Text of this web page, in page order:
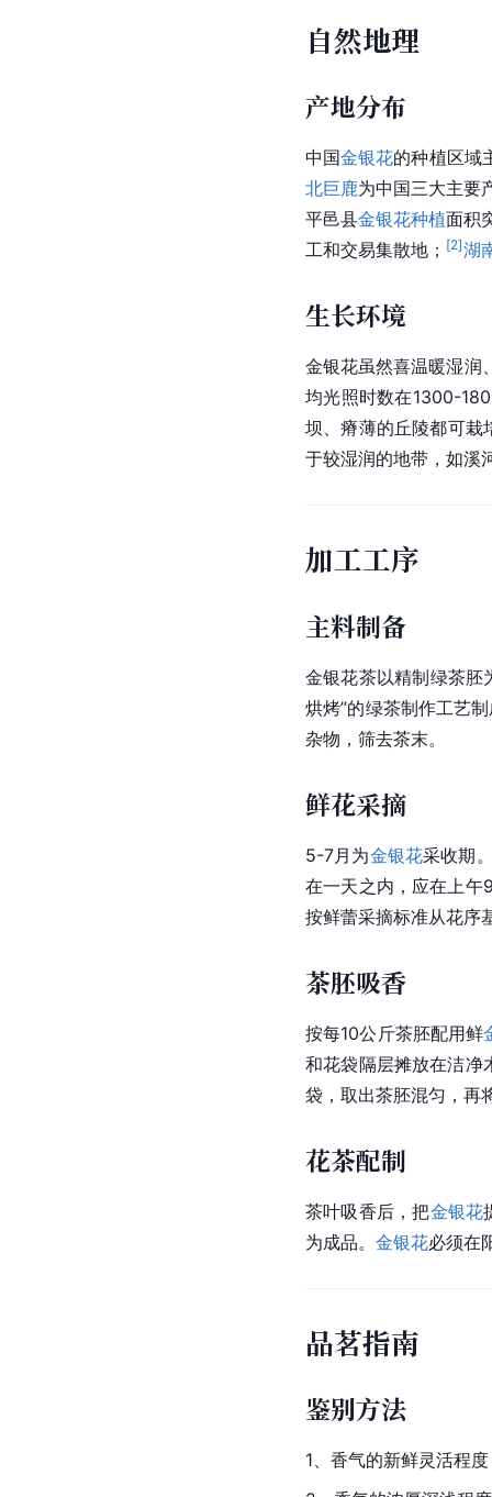
自然地理
产地分布
中国金银花的种植区域
北巨鹿为中国三大主要
平邑县金银花种植面积
工和交易集散地； [2]湖
生长环境
金银花虽然喜温暖湿润
均光照时数在1300-
坝、瘠薄的 丘陵都可栽
于较湿润的地带，如溪
加工工序
主料制备
金银花茶以精制绿茶胚
烘烤”的绿茶制作工艺
杂物，筛去茶末。
鲜花采摘
5-7月为金银花采收期
在一天之内，应在上午
按鲜蕾采摘标准从花序
茶胚吸香
按每10公斤茶胚配用鲜
和花袋隔层摊放在洁净
袋，取出茶胚混匀，再
花茶配制
茶叶吸香后，把金银花
为成品。 金银花必须在
品茗指南
鉴别方法
1、香气的新鲜灵活程